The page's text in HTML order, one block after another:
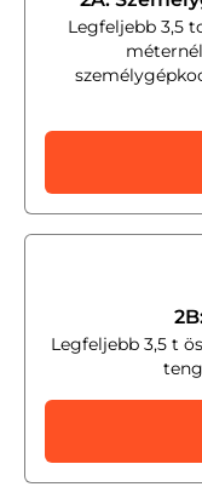
Legfeljebb 3,5
Legfeljebb 3,5 t